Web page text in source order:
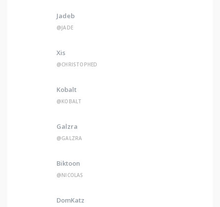
Jadeb
@JADE
Xis
@CHRISTOPHED
Kobalt
@KOBALT
Galzra
@GALZRA
Biktoon
@NICOLAS
DomKatz